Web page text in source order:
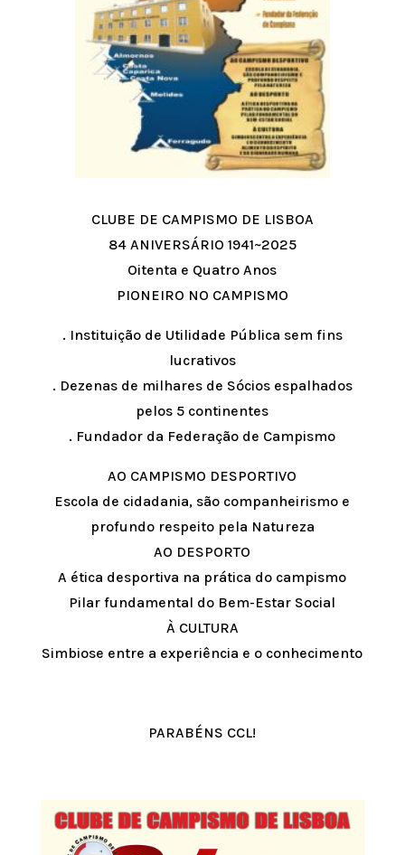
CLUBE DE CAMPISMO DE LISBOA
84 ANIVERSÁRIO 1941~2025
Oitenta e Quatro Anos
PIONEIRO NO CAMPISMO
. Instituição de Utilidade Pública sem fins
lucrativos
. Dezenas de milhares de Sócios espalhados
pelos 5 continentes
. Fundador da Federação de Campismo
AO CAMPISMO DESPORTIVO
Escola de cidadania, são companheirismo e
profundo respeito pela Natureza
AO DESPORTO
A ética desportiva na prática do campismo
Pilar fundamental do Bem-Estar Social
À CULTURA
Simbiose entre a experiência e o conhecimento
PARABÉNS CCL!